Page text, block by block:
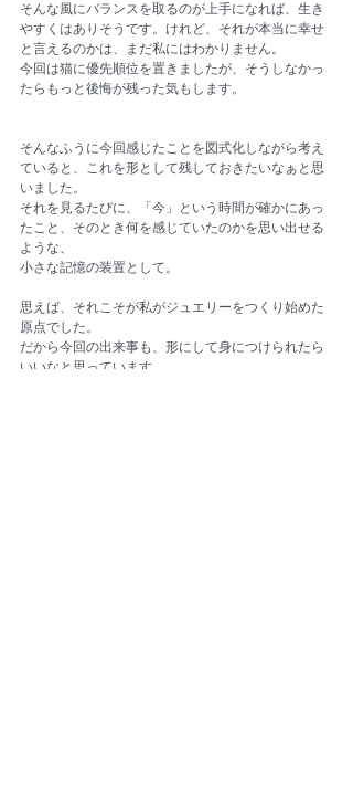
そんな風にバランスを取るのが上手になれば、生き
やすくはありそうです。けれど、それが本当に幸せ
と言えるのかは、まだ私にはわかりません。
今回は猫に優先順位を置きましたが、そうしなかっ
たらもっと後悔が残った気もします。
そんなふうに今回感じたことを図式化しながら考え
ていると、これを形として残しておきたいなぁと思
いました。
それを見るたびに、「今」という時間が確かにあっ
たこと、そのとき何を感じていたのかを思い出せる
ような、
小さな記憶の装置として。
思えば、それこそが私がジュエリーをつくり始めた
原点でした。
だから今回の出来事も、形にして身につけられたら
いいなと思っています。